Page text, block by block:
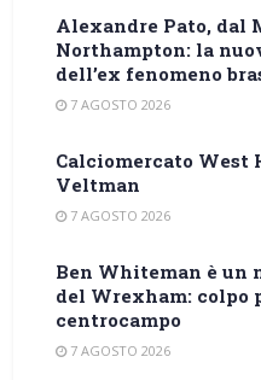
Alexandre Pato, dal
Northampton: la
dell’ex fenomeno
7 AGOSTO 2026
Calciomercato West
Veltman
7 AGOSTO 2026
Ben Whiteman è un
del Wrexham: colpo
centrocampo
7 AGOSTO 2026